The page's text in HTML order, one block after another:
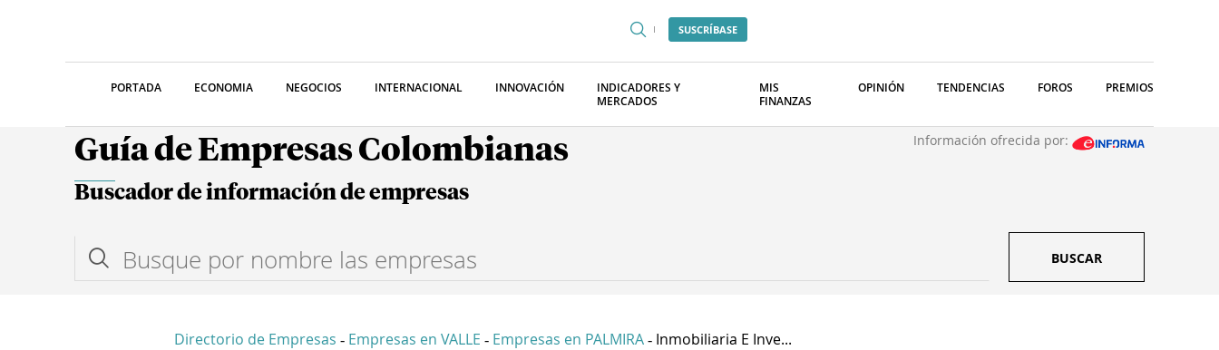
SUSCRÍBASE
PORTADA ECONOMIA NEGOCIOS INTERNACIONAL INNOVACIÓN
INDICADORES Y
MERCADOS
MIS
FINANZAS
OPINIÓN TENDENCIAS FOROS PREMIOS
Guía de Empresas Colombianas Información ofrecida por:
Buscador de información de empresas
BUSCAR
Directorio de Empresas - Empresas en VALLE - Empresas en PALMIRA - Inmobiliaria E Inve...